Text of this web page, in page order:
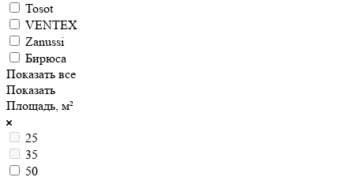
Tosot
VENTEX
Zanussi
Бирюса
Показать все
Показать
Площадь, м²
25
35
50